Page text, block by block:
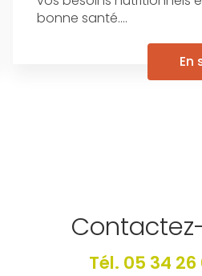
bonne santé....
En
Tél. 05 34 26